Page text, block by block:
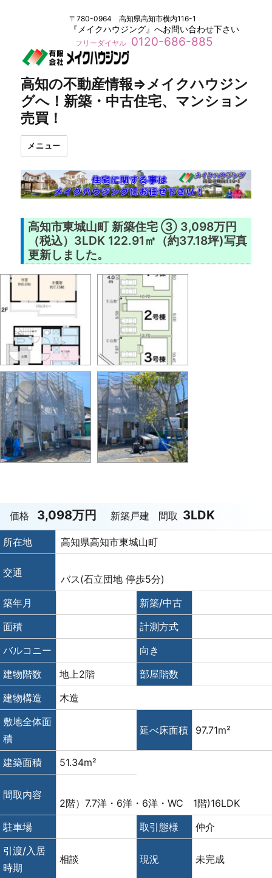
〒780-0964 高知県高知市横内116-1
『メイクハウジング』へお問い合わせ下さい
フリーダイヤル 0120-686-885
高知の不動産情報⇒メイクハウジン
グへ！新築・中古住宅、マンション
売買！
メニュー
高知市東城山町 新築住宅 ③ 3,098万円
（税込）3LDK 122.91㎡（約37.18坪)写真
更新しました。
価格 3,098万円 新築戸建 間取 3LDK
所在地 高知県高知市東城山町
交通
バス(石立団地 停歩5分)
築年月
新築/中古
面積
計測方式
バルコニー
向き
建物階数
地上2階
部屋階数
建物構造
木造
敷地全体面
積
延べ床面積 97.71m²
建築面積 51.34m²
間取内容
2階）7.7洋・6洋・6洋・WC 1階)16LDK
駐車場
取引態様
仲介
引渡/入居
時期
相談 現況 未完成